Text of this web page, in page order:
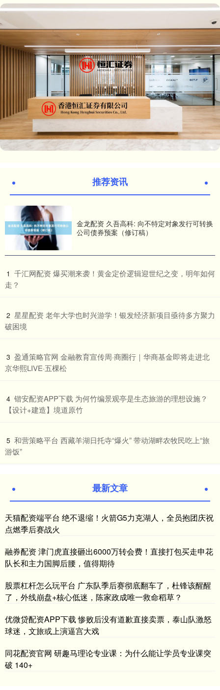
推荐资讯
金龙配资 久吾高科: 向不特定对象发行可转换
公司债券预案（修订稿）
1 ​千汇网配资 爆买潮来袭！黄金定价逻辑迎世纪之变，明年如何
走？
2 ​星星配资 老年大学也时兴游学！银发经济新项目亟待多方聚力
破困境
3 ​盈通策略官网 金融教育宣传周·商圈行｜华商基金即将走进北
京华熙LIVE·五棵松
4 ​锴安配资APP下载 为何竹编景观亭是生态旅游的理想设施？
【设计+建造】境道原竹
5 ​和营策略平台 西藏羊湖日托寺“爆火” 带动湖畔农牧民吃上“旅
游饭”
最新文章
天猫配资端平台 绝不退缩！火箭G5力克湖人，全员抱团庆祝
点燃季后赛战火
融券配资 津门虎直接砸出6000万转会费！直接打包买走申花
队长和主力国脚后腰，值得期待
股票杠杆怎么玩平台 广东队季后赛彻底翻车了，杜锋该醒醒
了，外线崩盘+核心低迷，陈家政成唯一救命稻草？
优微贷配资APP下载 惨败后没有道歉直接卖票，泰山队激怒
球迷，文旅或上演逼宫大戏
同花配资官网 研趣马理论专业课：为什么能让学员专业课突
破 140+